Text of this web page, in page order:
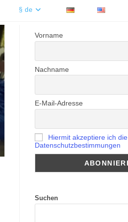
§ de
Vorname
Nachname
E-Mail-Adresse
Hiermit akzeptiere ich die
Datenschutzbestimmungen
Suchen